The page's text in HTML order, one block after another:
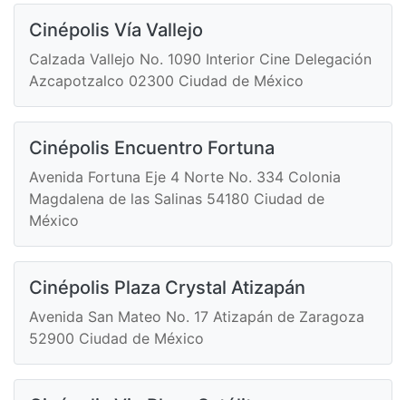
Cinépolis Vía Vallejo
Calzada Vallejo No. 1090 Interior Cine Delegación
Azcapotzalco 02300 Ciudad de México
Cinépolis Encuentro Fortuna
Avenida Fortuna Eje 4 Norte No. 334 Colonia
Magdalena de las Salinas 54180 Ciudad de
México
Cinépolis Plaza Crystal Atizapán
Avenida San Mateo No. 17 Atizapán de Zaragoza
52900 Ciudad de México